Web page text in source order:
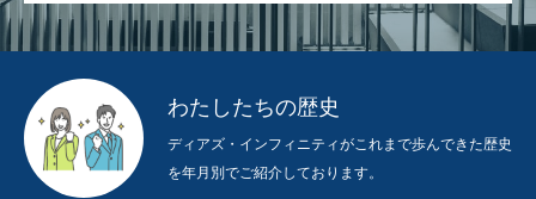
わたしたちの歴史
ディアズ・インフィニティがこれまで歩んできた歴史
を年月別でご紹介しております。